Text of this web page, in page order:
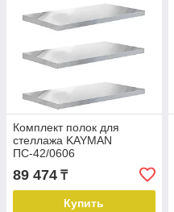
Комплект полок для
стеллажа KAYMAN
ПС-42/0606
89 474 ₸
Купить